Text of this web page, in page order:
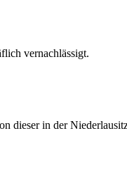
vernachlässigt.
dieser in der